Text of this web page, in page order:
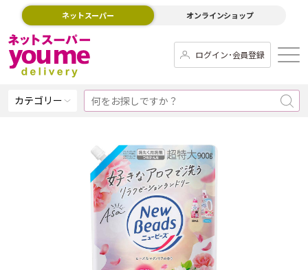
ネットスーパー オンラインショップ
ログイン･会員登録
カテゴリー